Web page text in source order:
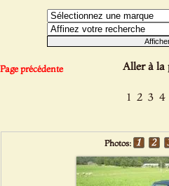
Page précédente Aller à la
1 2 3 4
Photos: